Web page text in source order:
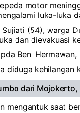
motor
luka-luka
(54), warga
dan dievakuasi
Beni
diduga
dari
mengantuk saat